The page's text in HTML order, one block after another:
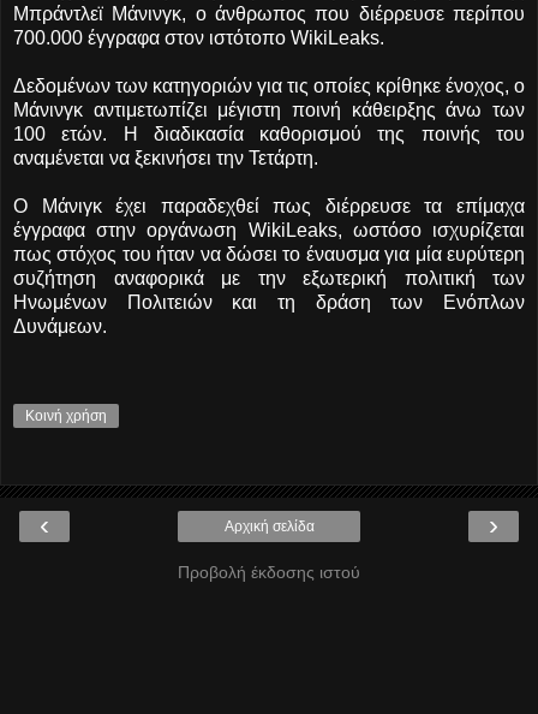
Μπράντλεϊ Μάνινγκ, ο άνθρωπος που διέρρευσε περίπου
700.000 έγγραφα στον ιστότοπο WikiLeaks.
Δεδομένων των κατηγοριών για τις οποίες κρίθηκε ένοχος, ο
Μάνινγκ αντιμετωπίζει μέγιστη ποινή κάθειρξης άνω των
100 ετών. Η διαδικασία καθορισμού της ποινής του
αναμένεται να ξεκινήσει την Τετάρτη.
Ο Μάνιγκ έχει παραδεχθεί πως διέρρευσε τα επίμαχα
έγγραφα στην οργάνωση WikiLeaks, ωστόσο ισχυρίζεται
πως στόχος του ήταν να δώσει το έναυσμα για μία ευρύτερη
συζήτηση αναφορικά με την εξωτερική πολιτική των
Ηνωμένων Πολιτειών και τη δράση των Ενόπλων
Δυνάμεων.
Κοινή χρήση
‹ ›
Αρχική σελίδα
Προβολή έκδοσης ιστού